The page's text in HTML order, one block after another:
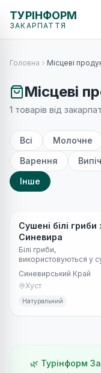
ТУРІНФОРМ
ЗАКАРПАТТЯ
Головна Місцеві
Місцеві
1 товарів від
Всі Молочне
Варення
Інше
Інше
Сушені білі гриби
Синевира
Білі гриби,
використовуються у
соусах та традиційних
стравах.
Синевирський Край
Хуст
Натуральний
🌿 Турінформ